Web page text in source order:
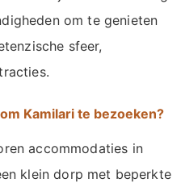
om te genieten
sfeer,
Kamilari te bezoeken?
accommodaties in
klein dorp met beperkte